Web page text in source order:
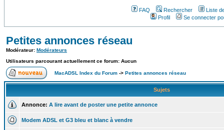
FAQ Rechercher
Liste
Profil
Se connecter
Petites annonces réseau
Modérateur: Modérateurs
Utilisateurs parcourant actuellement ce forum: Aucun
MacADSL Index du Forum -> Petites annonces réseau
Sujets
Annonce: A lire avant de poster une petite annonce
Modem ADSL et G3 bleu et blanc à vendre